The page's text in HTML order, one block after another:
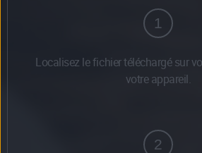
1
Localisez le fichier téléchargé sur
votre appareil.
2